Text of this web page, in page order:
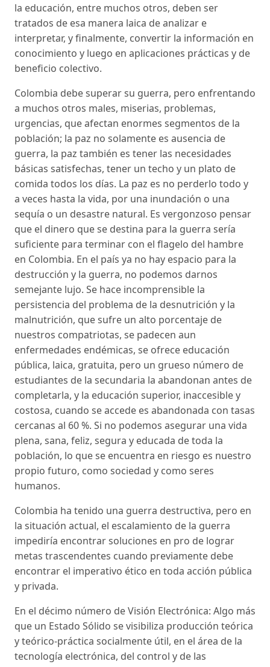
la educación, entre muchos otros, deben ser
tratados de esa manera laica de analizar e
interpretar, y finalmente, convertir la información en
conocimiento y luego en aplicaciones prácticas y de
beneficio colectivo.
Colombia debe superar su guerra, pero enfrentando
a muchos otros males, miserias, problemas,
urgencias, que afectan enormes segmentos de la
población; la paz no solamente es ausencia de
guerra, la paz también es tener las necesidades
básicas satisfechas, tener un techo y un plato de
comida todos los días. La paz es no perderlo todo y
a veces hasta la vida, por una inundación o una
sequía o un desastre natural. Es vergonzoso pensar
que el dinero que se destina para la guerra sería
suficiente para terminar con el flagelo del hambre
en Colombia. En el país ya no hay espacio para la
destrucción y la guerra, no podemos darnos
semejante lujo. Se hace incomprensible la
persistencia del problema de la desnutrición y la
malnutrición, que sufre un alto porcentaje de
nuestros compatriotas, se padecen aun
enfermedades endémicas, se ofrece educación
pública, laica, gratuita, pero un grueso número de
estudiantes de la secundaria la abandonan antes de
completarla, y la educación superior, inaccesible y
costosa, cuando se accede es abandonada con tasas
cercanas al 60 %. Si no podemos asegurar una vida
plena, sana, feliz, segura y educada de toda la
población, lo que se encuentra en riesgo es nuestro
propio futuro, como sociedad y como seres
humanos.
Colombia ha tenido una guerra destructiva, pero en
la situación actual, el escalamiento de la guerra
impediría encontrar soluciones en pro de lograr
metas trascendentes cuando previamente debe
encontrar el imperativo ético en toda acción pública
y privada.
En el décimo número de Visión Electrónica: Algo más
que un Estado Sólido se visibiliza producción teórica
y teórico-práctica socialmente útil, en el área de la
tecnología electrónica, del control y de las